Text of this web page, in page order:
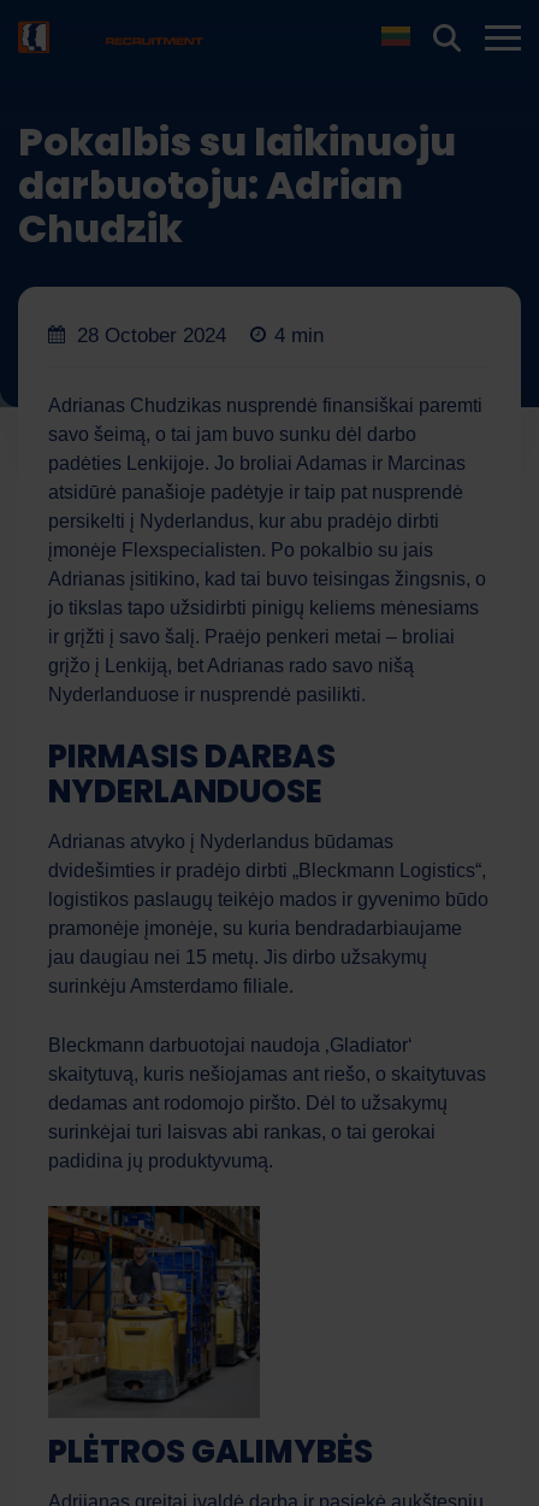
Pokalbis su laikinuoju
darbuotoju: Adrian
Chudzik
28 October 2024 4 min
Adrianas Chudzikas nusprendė finansiškai paremti
savo šeimą, o tai jam buvo sunku dėl darbo
padėties Lenkijoje. Jo broliai Adamas ir Marcinas
atsidūrė panašioje padėtyje ir taip pat nusprendė
persikelti į Nyderlandus, kur abu pradėjo dirbti
įmonėje Flexspecialisten. Po pokalbio su jais
Adrianas įsitikino, kad tai buvo teisingas žingsnis, o
jo tikslas tapo užsidirbti pinigų keliems mėnesiams
ir grįžti į savo šalį. Praėjo penkeri metai – broliai
grįžo į Lenkiją, bet Adrianas rado savo nišą
Nyderlanduose ir nusprendė pasilikti.
PIRMASIS DARBAS
NYDERLANDUOSE
Adrianas atvyko į Nyderlandus būdamas
dvidešimties ir pradėjo dirbti „Bleckmann Logistics“,
logistikos paslaugų teikėjo mados ir gyvenimo būdo
pramonėje įmonėje, su kuria bendradarbiaujame
jau daugiau nei 15 metų. Jis dirbo užsakymų
surinkėju Amsterdamo filiale.
Bleckmann darbuotojai naudoja ‚Gladiator‘
skaitytuvą, kuris nešiojamas ant riešo, o skaitytuvas
dedamas ant rodomojo piršto. Dėl to užsakymų
surinkėjai turi laisvas abi rankas, o tai gerokai
padidina jų produktyvumą.
PLĖTROS GALIMYBĖS
Adrijanas greitai įvaldė darbą ir pasiekė aukštesnių